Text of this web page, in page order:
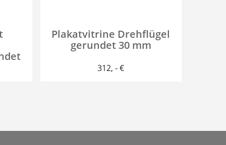
Plakatvitrine Drehflügel
gerundet 30 mm
312, - €